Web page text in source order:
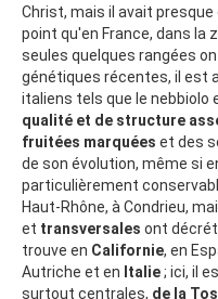
Christ, mais il avait presque
point qu'en France, dans la
seules quelques rangées
génétiques récentes, il est
italiens tels que le nebbiolo
qualité et de structure
fruitées marquées et des
de son évolution, même si
particulièrement
Haut-Rhône, à Condrieu,
et transversales ont
trouve en Californie, en
Autriche et en Italie; ici, il
surtout centrales, de la